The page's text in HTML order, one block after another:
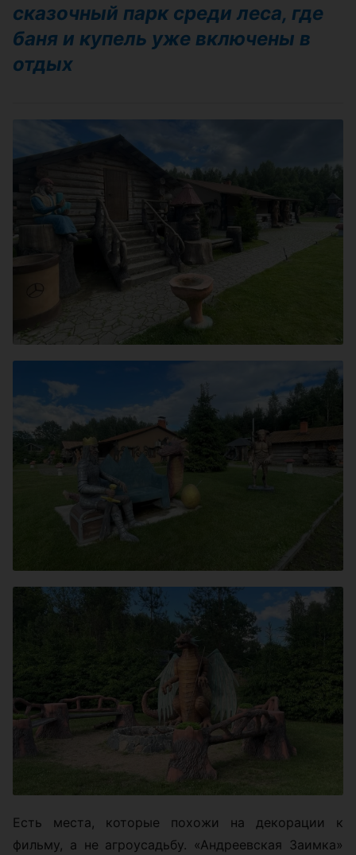
сказочный парк среди леса, где
баня и купель уже включены в
отдых
Есть места, которые похожи на декорации к
фильму, а не агроусадьбу. «Андреевская Заимка»